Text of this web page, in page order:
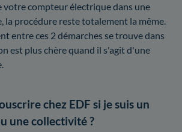
votre compteur électrique dans une
la procédure reste totalement la même.
entre ces 2 démarches se trouve dans
est plus chère quand il s'agit d'une
chez EDF si je suis un
une collectivité ?